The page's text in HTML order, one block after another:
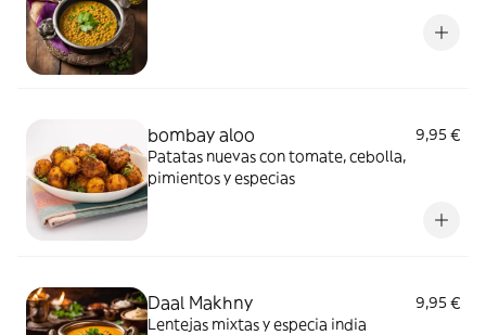
bombay aloo
9,95 €
Patatas nuevas con tomate, cebolla,
pimientos y especias
Daal Makhny
9,95 €
Lentejas mixtas y especia india